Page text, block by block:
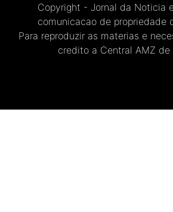
Copyright - Jornal da Noticia
comunicacao de propriedade
Para reproduzir as materias e
credito a Central AMZ de